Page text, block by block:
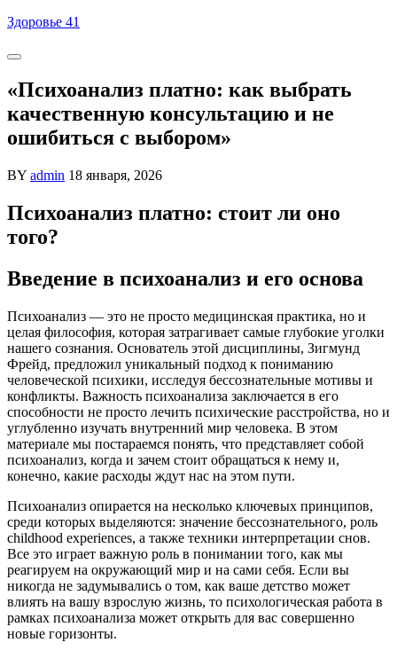
Skip
content
Здоровье 41
«Психоанализ платно: как выбрать
качественную консультацию и не
ошибиться с выбором»
BY admin 18 января, 2026
Психоанализ платно: стоит ли оно
того?
Введение в психоанализ и его основа
Психоанализ — это не просто медицинская практика, но и
целая философия, которая затрагивает самые глубокие уголки
нашего сознания. Основатель этой дисциплины, Зигмунд
Фрейд, предложил уникальный подход к пониманию
человеческой психики, исследуя бессознательные мотивы и
конфликты. Важность психоанализа заключается в его
способности не просто лечить психические расстройства, но и
углубленно изучать внутренний мир человека. В этом
материале мы постараемся понять, что представляет собой
психоанализ, когда и зачем стоит обращаться к нему и,
конечно, какие расходы ждут нас на этом пути.
Психоанализ опирается на несколько ключевых принципов,
среди которых выделяются: значение бессознательного, роль
childhood experiences, а также техники интерпретации снов.
Все это играет важную роль в понимании того, как мы
реагируем на окружающий мир и на сами себя. Если вы
никогда не задумывались о том, как ваше детство может
влиять на вашу взрослую жизнь, то психологическая работа в
рамках психоанализа может открыть для вас совершенно
новые горизонты.